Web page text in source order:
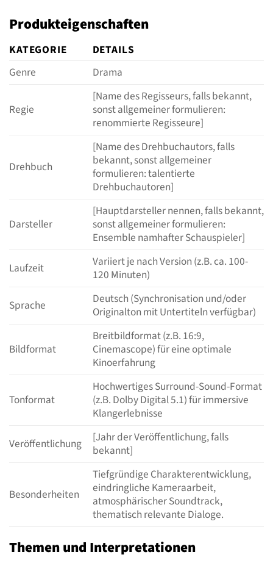
Produkteigenschaften
KATEGORIE
DETAILS
Genre
Drama
Regie
[Name des Regisseurs, falls bekannt,
sonst allgemeiner formulieren:
renommierte Regisseure]
Drehbuch
[Name des Drehbuchautors, falls
bekannt, sonst allgemeiner
formulieren: talentierte
Drehbuchautoren]
Darsteller
[Hauptdarsteller nennen, falls bekannt,
sonst allgemeiner formulieren:
Ensemble namhafter Schauspieler]
Laufzeit
Variiert je nach Version (z.B. ca. 100-
120 Minuten)
Sprache
Deutsch (Synchronisation und/oder
Originalton mit Untertiteln verfügbar)
Bildformat
Breitbildformat (z.B. 16:9,
Cinemascope) für eine optimale
Kinoerfahrung
Tonformat
Hochwertiges Surround-Sound-Format
(z.B. Dolby Digital 5.1) für immersive
Klangerlebnisse
Veröffentlichung
[Jahr der Veröffentlichung, falls
bekannt]
Besonderheiten
Tiefgründige Charakterentwicklung,
eindringliche Kameraarbeit,
atmosphärischer Soundtrack,
thematisch relevante Dialoge.
Themen und Interpretationen